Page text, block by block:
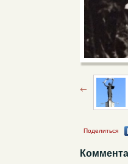
Поделиться